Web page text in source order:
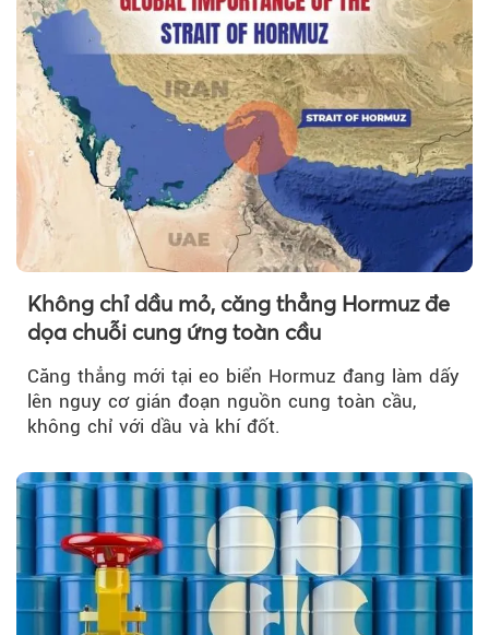
Không chỉ dầu mỏ, căng thẳng Hormuz đe
dọa chuỗi cung ứng toàn cầu
Căng thẳng mới tại eo biển Hormuz đang làm dấy
lên nguy cơ gián đoạn nguồn cung toàn cầu,
không chỉ với dầu và khí đốt.